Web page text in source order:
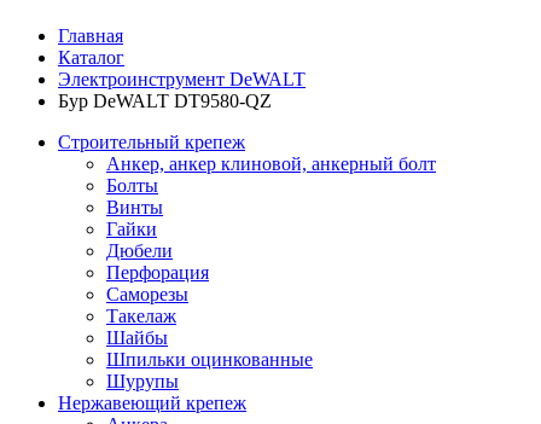
Главная
Каталог
Электроинструмент DeWALT
Бур DeWALT DT9580-QZ
Строительный крепеж
Анкер, анкер клиновой, анкерный болт
Болты
Винты
Гайки
Дюбели
Перфорация
Саморезы
Такелаж
Шайбы
Шпильки оцинкованные
Шурупы
Нержавеющий крепеж